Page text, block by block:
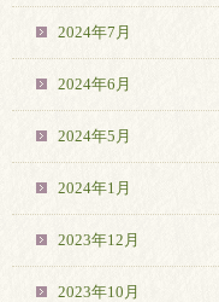
2024年7月
2024年6月
2024年5月
2024年1月
2023年12月
2023年10月